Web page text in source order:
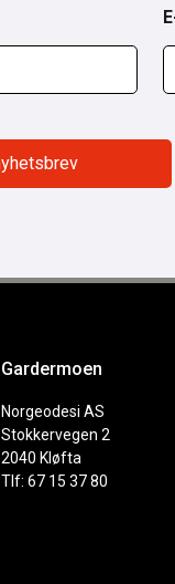
Gardermoen
Norgeodesi AS
Stokkervegen 2
2040 Kløfta
Tlf: 67 15 37 80